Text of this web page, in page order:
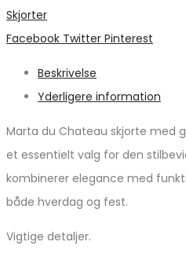
Skjorter
Share
Facebook Twitter Pinterest
Beskrivelse
Yderligere information
Marta du Chateau skjorte med
et essentielt valg for den
kombinerer elegance med
både hverdag og fest.
Vigtige detaljer.